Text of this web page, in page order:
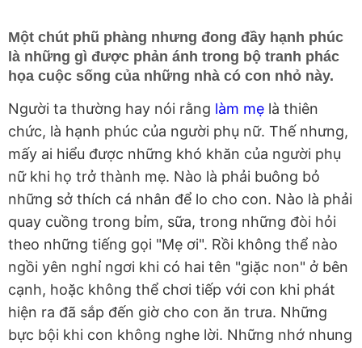
Một chút phũ phàng nhưng đong đầy hạnh phúc
là những gì được phản ánh trong bộ tranh phác
họa cuộc sống của những nhà có con nhỏ này.
Người ta thường hay nói rằng làm mẹ là thiên
chức, là hạnh phúc của người phụ nữ. Thế nhưng,
mấy ai hiểu được những khó khăn của người phụ
nữ khi họ trở thành mẹ. Nào là phải buông bỏ
những sở thích cá nhân để lo cho con. Nào là phải
quay cuồng trong bỉm, sữa, trong những đòi hỏi
theo những tiếng gọi "Mẹ ơi". Rồi không thể nào
ngồi yên nghỉ ngơi khi có hai tên "giặc non" ở bên
cạnh, hoặc không thể chơi tiếp với con khi phát
hiện ra đã sắp đến giờ cho con ăn trưa. Những
bực bội khi con không nghe lời. Những nhớ nhung